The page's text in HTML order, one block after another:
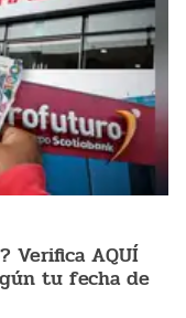
Verifica AQUÍ
tu fecha de